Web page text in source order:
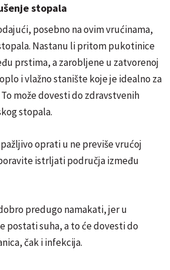
i sušenje stopala
posebno na ovim vrućinama,
Nastanu li pritom pukotinice
prstima, a zarobljene u zatvorenoj
i vlažno stanište koje je idealno za
može dovesti do zdravstvenih
stopala.
oprati u ne previše vrućoj
istrljati područja između
predugo namakati, jer u
postati suha, a to će dovesti do
čak i infekcija.